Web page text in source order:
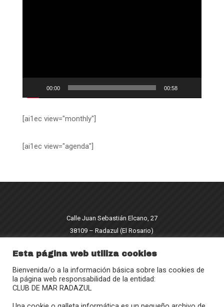
00:00 00:58
[ai1ec view="monthly"]
[ai1ec view="agenda"]
Calle Juan Sebastián Elcano, 27
38109 – Radazul (El Rosario)
radazul@clubmradazul.com
}
Horario
Esta página web utiliza cookies
Bienvenida/o a la información básica sobre las cookies de
la página web responsabilidad de la entidad:
CLUB DE MAR RADAZUL